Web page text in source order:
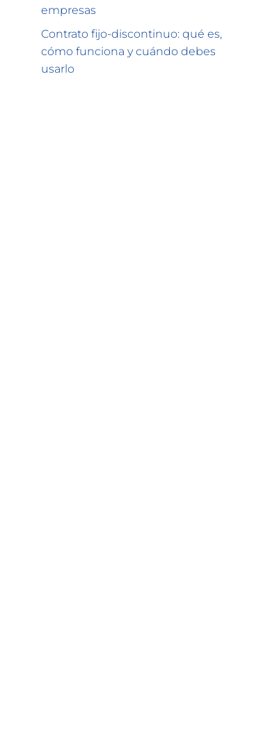
empresas
Contrato fijo-discontinuo: qué es,
cómo funciona y cuándo debes
usarlo